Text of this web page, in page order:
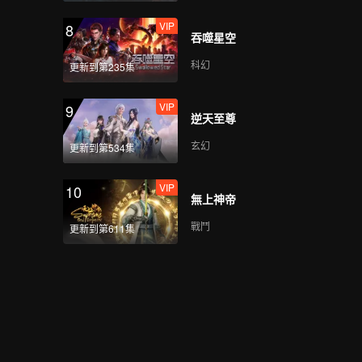
8
更新到第235集
VIP
吞噬星空
科幻
9
更新到第534集
VIP
逆天至尊
玄幻
10
更新到第611集
VIP
無上神帝
戰鬥